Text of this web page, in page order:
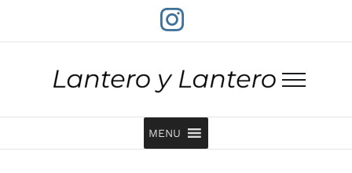
Instagram
MENU